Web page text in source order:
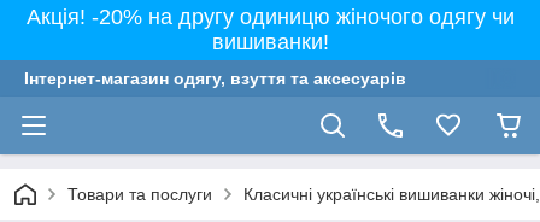
Акція! -20% на другу одиницю жіночого одягу чи
вишиванки!
Інтернет-магазин одягу, взуття та аксесуарів
Товари та послуги Класичні українські вишиванки